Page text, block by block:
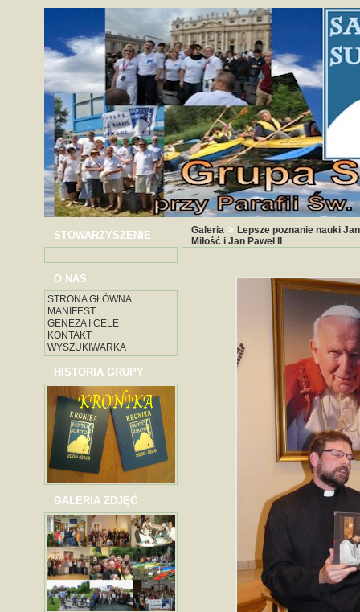
STOWARZYSZENIE
O NAS
STRONA GŁÓWNA
MANIFEST
GENEZA I CELE
KONTAKT
WYSZUKIWARKA
HISTORIA GRUPY
GALERIA ZDJĘĆ
Galeria > Lepsze poznanie nauki
Miłość i Jan Paweł II